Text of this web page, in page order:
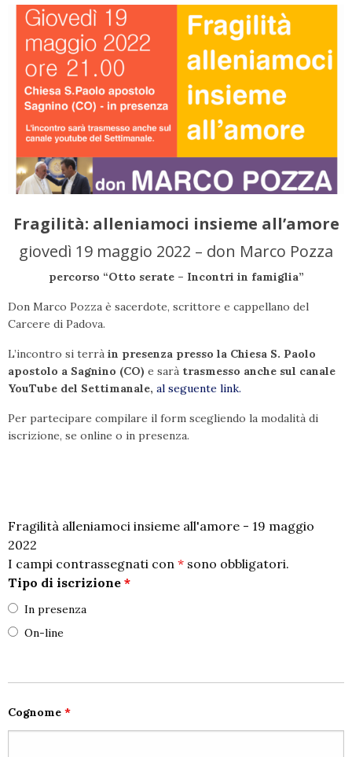
Fragilità: alleniamoci insieme all’amore
giovedì 19 maggio 2022 – don Marco Pozza
percorso “Otto serate – Incontri in famiglia”
Don Marco Pozza è sacerdote, scrittore e cappellano del
Carcere di Padova.
L’incontro si terrà in presenza presso la Chiesa S. Paolo
apostolo a Sagnino (CO) e sarà trasmesso anche sul canale
YouTube del Settimanale, al seguente link.
Per partecipare compilare il form scegliendo la modalità di
iscrizione, se online o in presenza.
Fragilità alleniamoci insieme all'amore - 19 maggio
2022
I campi contrassegnati con * sono obbligatori.
Tipo di iscrizione *
In presenza
On-line
Cognome *